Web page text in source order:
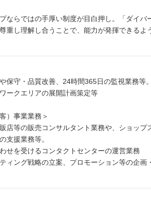
ならではの手厚い制度が目白押し。「ダイバ
重し理解し合うことで、能力が発揮できる
保守・品質改善、24時間365日の監視業務等。
ークエリアの展開計画策定等
）事業業務＞
店等の販売コンサルタント業務や、ショップ
支援業務等。
せを受けるコンタクトセンターの運営業務
ィング戦略の立案、プロモーション等の企画